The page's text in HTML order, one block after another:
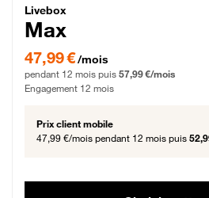
Livebox Max Fibre
Livebox
Max
47,99 € par mois pendant 12 mois puis
47,99 €/mois
pendant 12 mois puis 57,99 €/mois
Engagement 12 mois
Prix client mobile
47,99 €/mois pendant 12 mois puis